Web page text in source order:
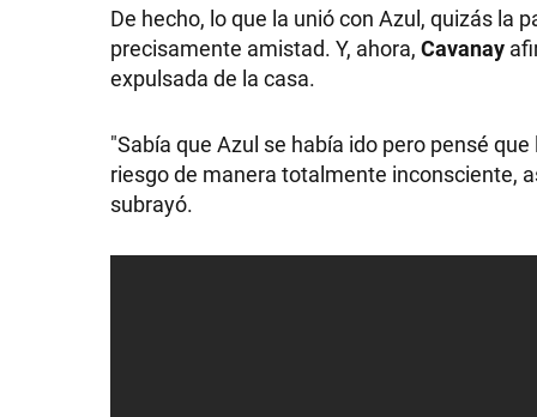
De hecho, lo que la unió con Azul, quizás la
precisamente amistad. Y, ahora, Cavanay
expulsada de la casa.
"Sabía que Azul se había ido pero pensé
riesgo de manera totalmente inconsciente,
subrayó.